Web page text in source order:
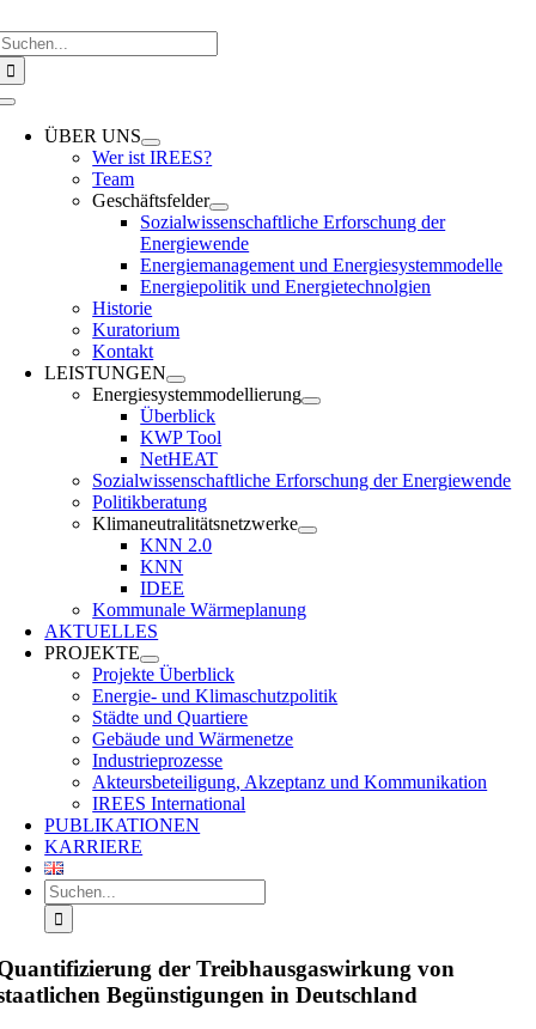
Inhalt
springen
Toggle
NavigationÜBER UNS
Wer ist IREES?
Team
Geschäftsfelder
Sozialwissenschaftliche Erforschung der
Energiewende
Energiemanagement und Energiesystemmodelle
Energiepolitik und Energietechnolgien
Historie
Kuratorium
Kontakt
LEISTUNGEN
Energiesystemmodellierung
Überblick
KWP Tool
NetHEAT
Sozialwissenschaftliche Erforschung der Energiewende
Politikberatung
Klimaneutralitätsnetzwerke
KNN 2.0
KNN
IDEE
Kommunale Wärmeplanung
AKTUELLES
PROJEKTE
Projekte Überblick
Energie- und Klimaschutzpolitik
Städte und Quartiere
Gebäude und Wärmenetze
Industrieprozesse
Akteursbeteiligung, Akzeptanz und Kommunikation
IREES International
PUBLIKATIONEN
KARRIERE
Suche
nach:
der Treibhausgaswirkung von
Begünstigungen in Deutschland